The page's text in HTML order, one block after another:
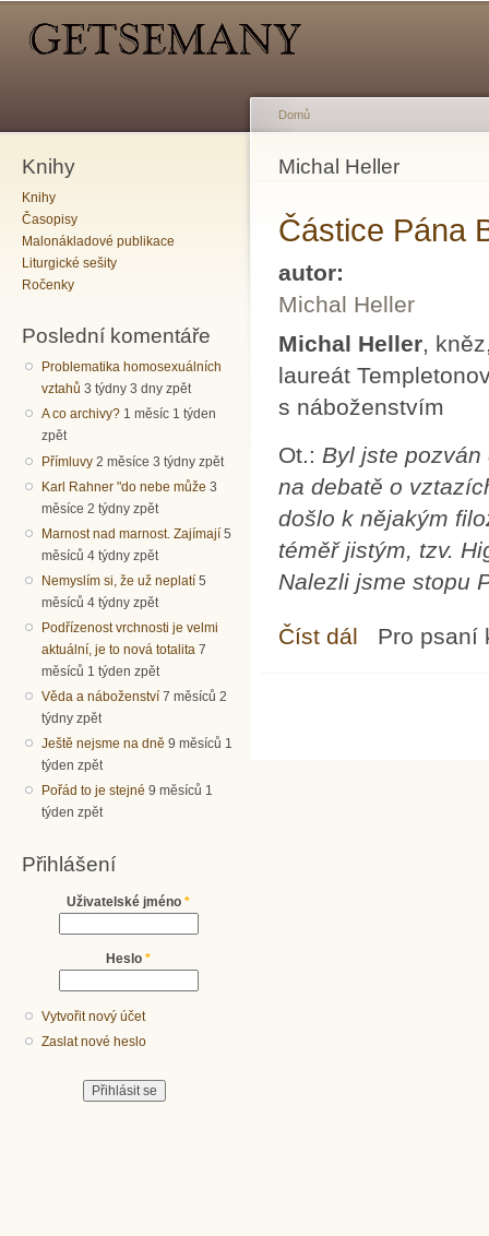
Knihy
Knihy
Časopisy
Malonákladové publikace
Liturgické sešity
Ročenky
Poslední komentáře
Problematika homosexuálních
vztahů 3 týdny 3 dny zpět
A co archivy? 1 měsíc 1 týden
zpět
Přímluvy 2 měsíce 3 týdny zpět
Karl Rahner "do nebe může 3
měsíce 2 týdny zpět
Marnost nad marnost. Zajímají 5
měsíců 4 týdny zpět
Nemyslím si, že už neplatí 5
měsíců 4 týdny zpět
Podřízenost vrchnosti je velmi
aktuální, je to nová totalita 7
měsíců 1 týden zpět
Věda a náboženství 7 měsíců 2
týdny zpět
Ještě nejsme na dně 9 měsíců 1
týden zpět
Pořád to je stejné 9 měsíců 1
týden zpět
Přihlášení
Uživatelské jméno *
Heslo *
Vytvořit nový účet
Zaslat nové heslo
Jste zde
Domů
Michal Heller
Částice Pána
autor:
Michal Heller
Michal Heller,
laureát
s náboženstvím
Ot.: Byl jste
na debatě o
došlo k nějakým
téměř jistým, tzv.
Nalezli jsme stopu
Číst dál Částice Pána Boha
Pro psaní